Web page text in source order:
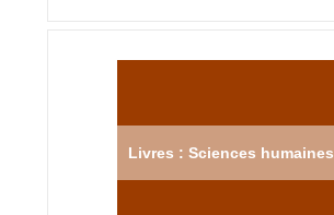
Livres : Sciences humaines